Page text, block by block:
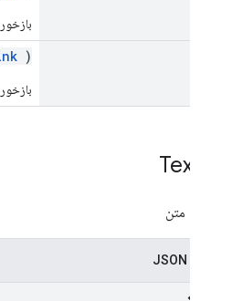
)
Text
لینک برای متن